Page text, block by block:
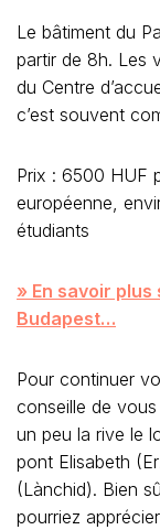
Le bâtiment du
partir de 8h. Les
du Centre
c’est souvent
Prix : 6500 HUF
européenne,
étudiants
» En savoir
Budapest…
Pour continuer
conseille de
un peu la rive le
pont Elisabeth
(Lànchid). Bien
pourriez